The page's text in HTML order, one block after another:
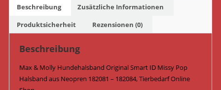
182081
182084
Pop
Menge
Beschreibung
Zusätzliche Informationen
Produktsicherheit
Rezensionen (0)
Beschreibung
Max & Molly Hundehalsband Original Smart ID Missy Pop
Halsband aus Neopren 182081 – 182084, Tierbedarf Online